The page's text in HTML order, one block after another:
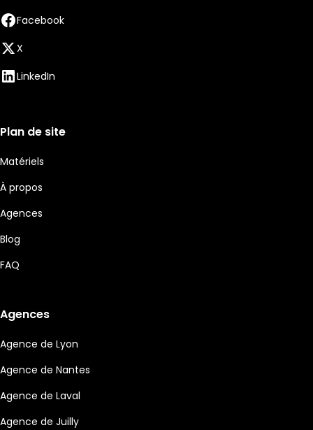
Facebook
X
LinkedIn
Plan de site
Matériels
À propos
Agences
Blog
FAQ
Agences
Agence de Lyon
Agence de Nantes
Agence de Laval
Agence de Juilly